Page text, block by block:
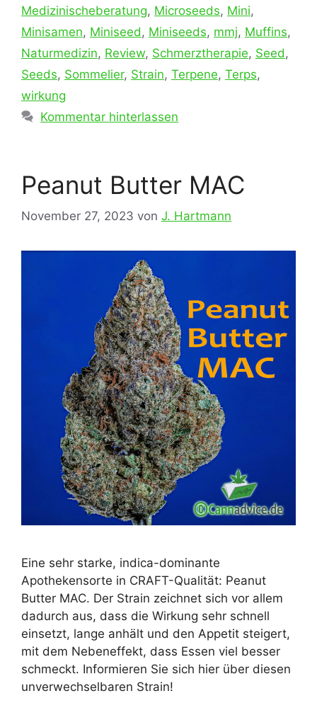
Medizinischeberatung, Microseeds, Mini,
Minisamen, Miniseed , Miniseeds, mmj, Muffins,
Naturmedizin, Review, Schmerztherapie, Seed ,
Seeds, Sommelier, Strain, Terpene, Terps,
wirkung
Kommentar hinterlassen
Peanut Butter MAC
November 27, 2023 von J. Hartmann
Eine sehr starke, indica-dominante
Apothekensorte in CRAFT-Qualität: Peanut
Butter MAC. Der Strain zeichnet sich vor allem
dadurch aus, dass die Wirkung sehr schnell
einsetzt, lange anhält und den Appetit steigert,
mit dem Nebeneffekt, dass Essen viel besser
schmeckt. Informieren Sie sich hier über diesen
unverwechselbaren Strain!